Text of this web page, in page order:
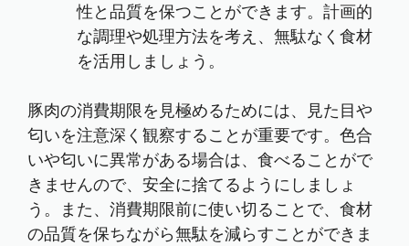
性と品質を保つことができます。計画的
な調理や処理方法を考え、無駄なく食材
を活用しましょう。
豚肉の消費期限を見極めるためには、見た目や
匂いを注意深く観察することが重要です。色合
いや匂いに異常がある場合は、食べることがで
きませんので、安全に捨てるようにしましょ
う。また、消費期限前に使い切ることで、食材
の品質を保ちながら無駄を減らすことができま